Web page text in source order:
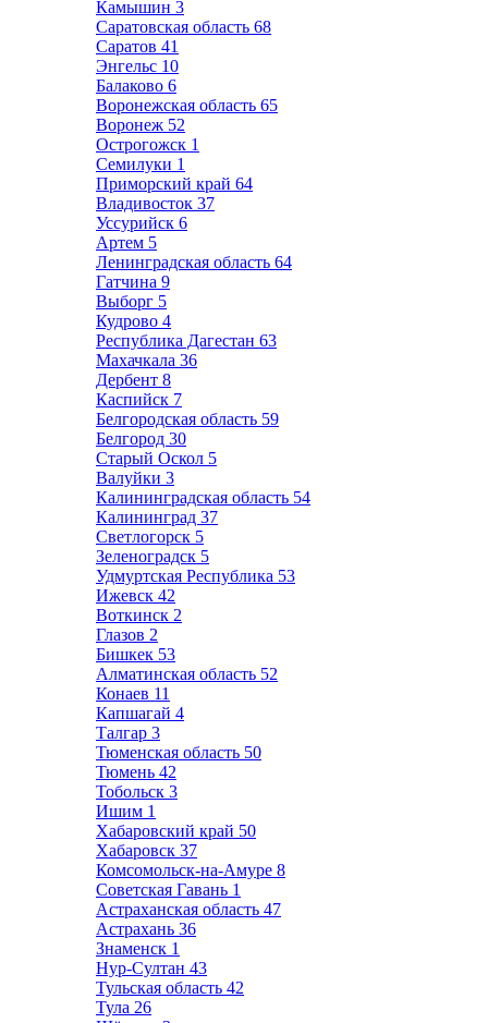
Камышин 3
Саратовская область 68
Саратов 41
Энгельс 10
Балаково 6
Воронежская область 65
Воронеж 52
Острогожск 1
Семилуки 1
Приморский край 64
Владивосток 37
Уссурийск 6
Артем 5
Ленинградская область 64
Гатчина 9
Выборг 5
Кудрово 4
Республика Дагестан 63
Махачкала 36
Дербент 8
Каспийск 7
Белгородская область 59
Белгород 30
Старый Оскол 5
Валуйки 3
Калининградская область 54
Калининград 37
Светлогорск 5
Зеленоградск 5
Удмуртская Республика 53
Ижевск 42
Воткинск 2
Глазов 2
Бишкек 53
Алматинская область 52
Конаев 11
Капшагай 4
Талгар 3
Тюменская область 50
Тюмень 42
Тобольск 3
Ишим 1
Хабаровский край 50
Хабаровск 37
Комсомольск-на-Амуре 8
Советская Гавань 1
Астраханская область 47
Астрахань 36
Знаменск 1
Нур-Султан 43
Тульская область 42
Тула 26